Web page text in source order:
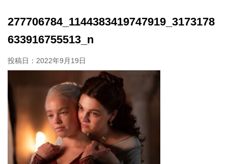
277706784_1144383419747919_3173178
633916755513_n
投稿日： 2022年9月19日